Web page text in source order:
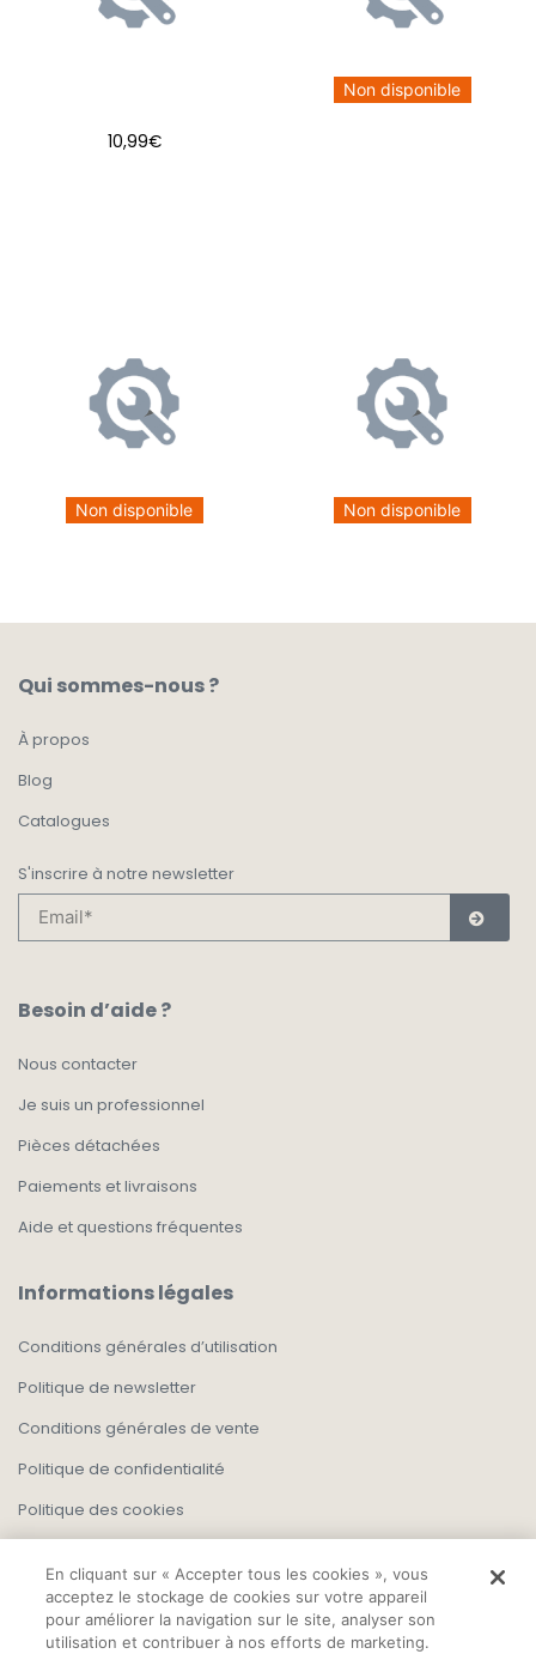
10,99€
Non disponible
Non disponible Non disponible
Qui sommes-nous ?
À propos
Blog
Catalogues
S'inscrire à notre newsletter
Besoin d’aide ?
Nous contacter
Je suis un professionnel
Pièces détachées
Paiements et livraisons
Aide et questions fréquentes
Informations légales
Conditions générales d’utilisation
Politique de newsletter
Conditions générales de vente
Politique de confidentialité
Politique des cookies
En cliquant sur « Accepter tous les cookies », vous
acceptez le stockage de cookies sur votre appareil
pour améliorer la navigation sur le site, analyser son
utilisation et contribuer à nos efforts de marketing.